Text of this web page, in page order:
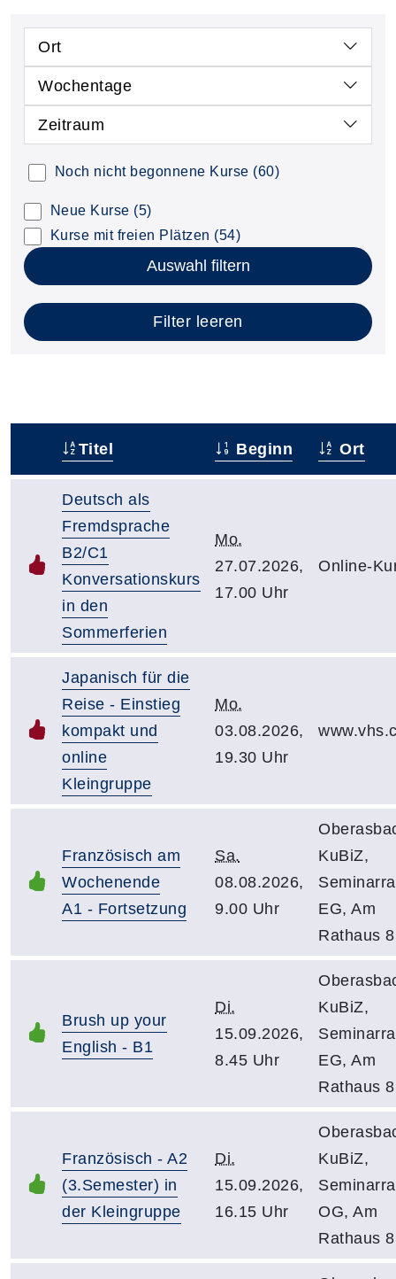
Ort
Wochentage
Zeitraum
Noch nicht begonnene Kurse (60)
Neue Kurse (5)
Kurse mit freien Plätzen (54)
Auswahl filtern
Filter leeren
Titel Beginn Ort
Deutsch als
Fremdsprache
B2/C1
Konversationskurs
in den
Sommerferien
Mo.
27.07.2026,
17.00 Uhr
Online-
Japanisch für die
Reise - Einstieg
kompakt und
online
Kleingruppe
Mo.
03.08.2026,
19.30 Uhr
Französisch am
Wochenende
A1 - Fortsetzung
Sa.
08.08.2026,
9.00 Uhr
KuBiZ,
EG, Am
Rathaus 8
Brush up your
English - B1
Di.
15.09.2026,
8.45 Uhr
KuBiZ,
EG, Am
Rathaus 8
Französisch - A2
(3.Semester) in
der Kleingruppe
Di.
15.09.2026,
16.15 Uhr
KuBiZ,
OG, Am
Rathaus 8